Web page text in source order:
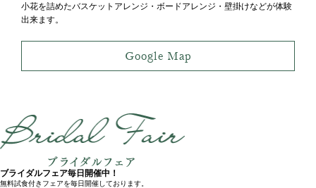
小花を詰めたバスケットアレンジ・ボードアレンジ・壁掛けなどが体験
出来ます。
Google Map
ブライダルフェア毎⽇開催中！
無料試⾷付きフェアを毎⽇開催しております。